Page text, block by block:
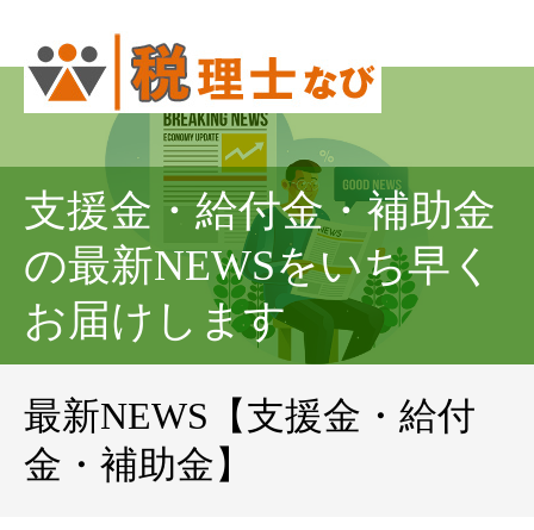
支援金・給付金・補助金
の最新NEWSをいち早く
お届けします
最新NEWS【支援金・給付
金・補助金】